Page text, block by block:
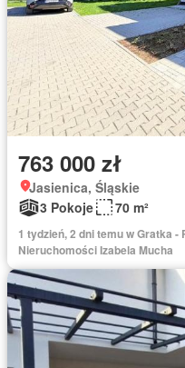
763 000 zł
Jasienica, Śląskie
3 Pokoje
70 m²
1 tydzień, 2 dni temu w Gratka -
Nieruchomości Izabela Mucha